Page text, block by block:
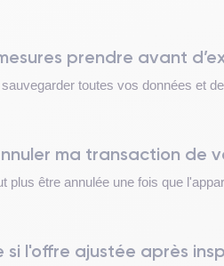
prendre avant
toutes vos données et
ma transaction de
plus être annulée une fois que
si l'offre ajustée après